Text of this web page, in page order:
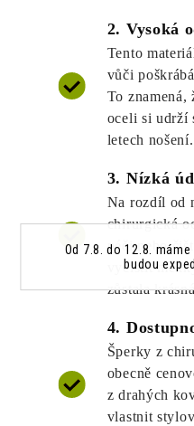
Od 7.8. do 12.8.
budou
2. Vysoká
Tento
vůči
To
oceli si udrží
letech nošení.
3. Nízká
Na rozdíl od
chirurgická
péči nebo
vyčistit
zůstala
4.
Šperky z
obecně
z drahých
vlastnit